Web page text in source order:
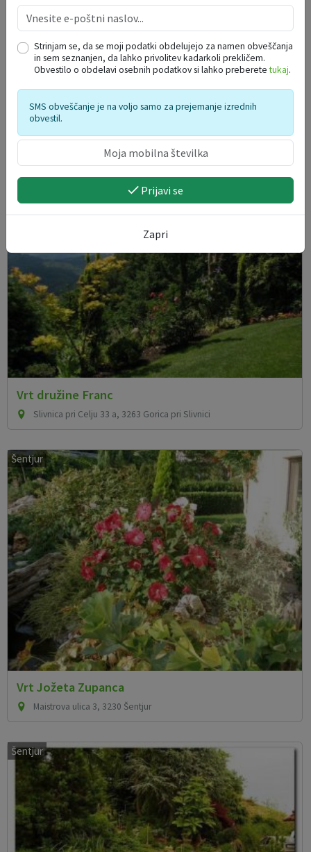
Mrazov skorš
, 3230 Šentjur
Šentjur
Vrt družine Franc
Slivnica pri Celju 33 a, 3263 Gorica pri Slivnici
Šentjur
Vrt Jožeta Zupanca
Maistrova ulica 3, 3230 Šentjur
Šentjur
Strinjam se, da se moji podatki obdelujejo za namen obveščanja
in sem seznanjen, da lahko privolitev kadarkoli prekličem.
Obvestilo o obdelavi osebnih podatkov si lahko preberetetukaj.
SMS obveščanje je na voljo samo za prejemanje izrednih
obvestil.
Prijavi se
Zapri